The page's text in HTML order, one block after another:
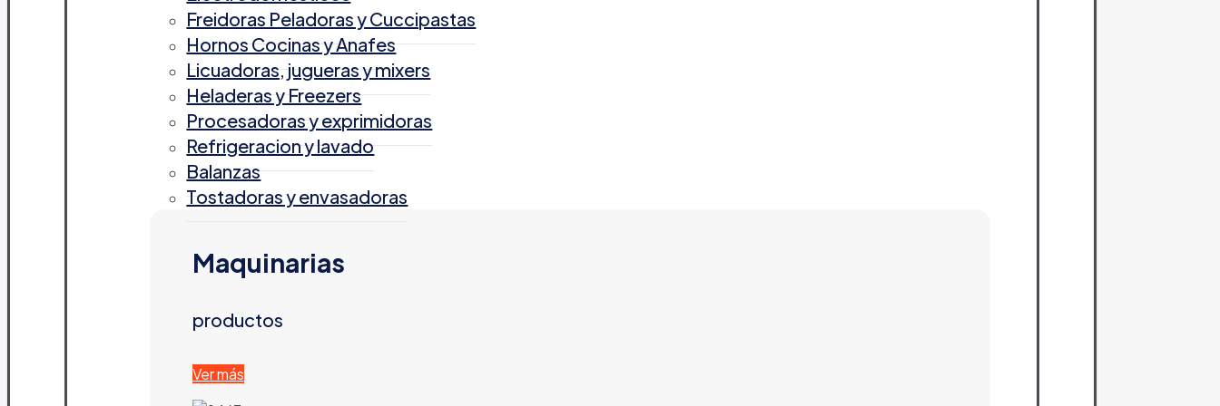
Freidoras Peladoras y Cuccipastas
Hornos Cocinas y Anafes
Licuadoras, jugueras y mixers
Heladeras y Freezers
Procesadoras y exprimidoras
Refrigeracion y lavado
Balanzas
Tostadoras y envasadoras
Maquinarias
productos
Ver más